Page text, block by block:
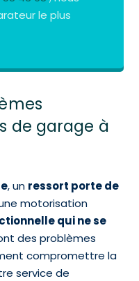
le plus
de garage à
, un ressort porte de
motorisation
qui ne se
des problèmes
compromettre la
service de